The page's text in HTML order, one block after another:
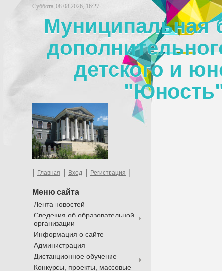
Суббота, 08.08.2026, 16:27
Муниципальная
детского и
| Главная | Вход | Регистрация |
Меню сайта
Лента новостей
Сведения об образовательной
организации
Информация о сайте
Администрация
Дистанционное обучение
Конкурсы, проекты, массовые